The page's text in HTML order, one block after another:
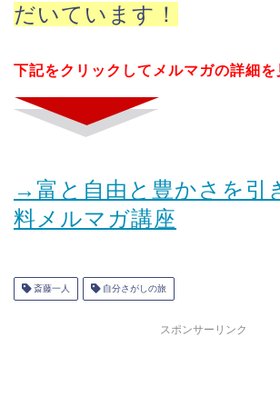
だいています！
下記をクリックしてメルマガの詳細を
→富と自由と豊かさを引
料メルマガ講座
斎藤一人 自分さがしの旅
スポンサーリンク